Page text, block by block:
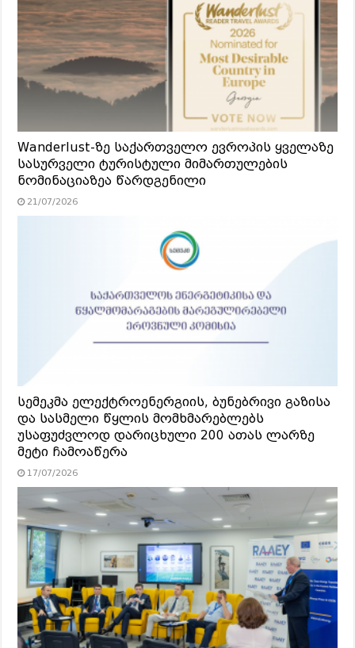
Wanderlust-ზე საქართველო ევროპის ყველაზე
სასურველი ტურისტული მიმართულების
ნომინაციაზეა წარდგენილი
21/07/2026
სემეკმა ელექტროენერგიის, ბუნებრივი გაზისა
და სასმელი წყლის მომხმარებლებს
უსაფუძვლოდ დარიცხული 200 ათას ლარზე
მეტი ჩამოაწერა
17/07/2026